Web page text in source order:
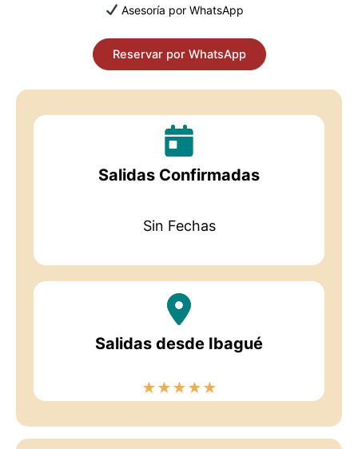
Asesoría por WhatsApp
Reservar por WhatsApp
Salidas Confirmadas
Sin Fechas
Salidas desde Ibagué
★★★★★